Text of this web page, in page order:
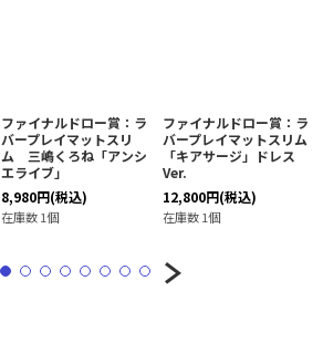
ファイナルドロー賞：ラ
バープレイマットスリ
ム 三嶋くろね「アンシ
エライブ」
8,980円(税込)
在庫数 1個
ファイナルドロー賞：ラ
バープレイマットスリム
「キアサージ」ドレス
Ver.
12,800円(税込)
在庫数 1個